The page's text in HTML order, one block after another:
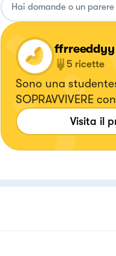
ffrreeddyy
5 ricette
Sono una
SOPRAVVIVERE
Visita il